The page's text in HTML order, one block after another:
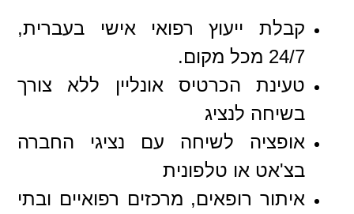
קבלת ייעוץ רפואי אישי בעברית,
24/7 מכל מקום.
טעינת הכרטיס אונליין ללא צורך
בשיחה לנציג
אופציה לשיחה עם נציגי החברה
בצ'אט או טלפונית
איתור רופאים, מרכזים רפואיים ובתי